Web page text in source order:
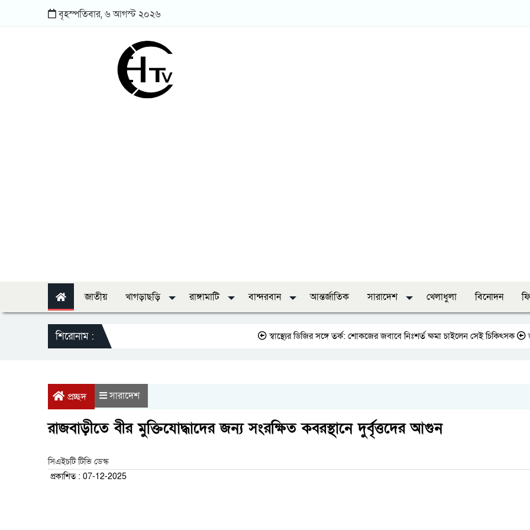
বৃহস্পতিবার,৬আগস্ট ২০২৬
জাতীয় খাগড়াছড়ি রাঙ্গামাটি বান্দরবান আন্তর্জাতিক সারাদেশ খেলাধুলা বিনোদন
শিরোনাম : স্বাস্থ্যের ডিজির সঙ্গে তর্ক: শোকজের জবাবে নিঃশর্ত ক্ষমা চাইলেন সেই চিকিৎসক জাতীয়
প্রচ্ছদ সারাদেশ
রাজবাড়ীতে বীর মুক্তিযোদ্ধাদের জন্য সংরক্ষিত কবরস্থানে দুর্বৃত্তদের আগুন
সিএইচটি টিভি ডেস্ক
প্রকাশিত : 07-12-2025